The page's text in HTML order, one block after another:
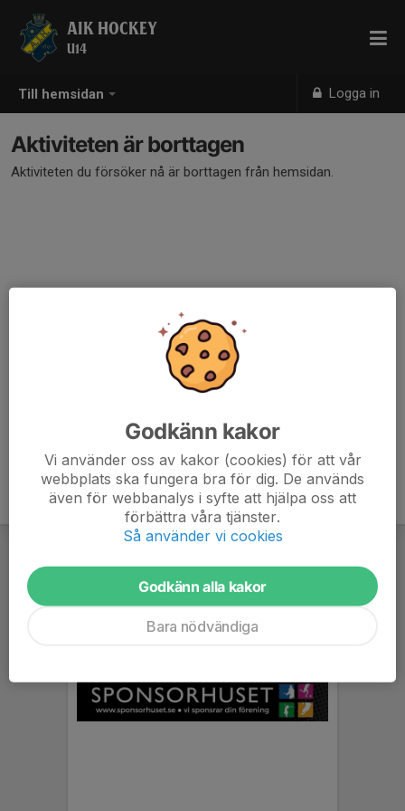
Till hemsidan Logga in
AIK HOCKEY
U14
Aktiviteten är borttagen
Aktiviteten du försöker nå är borttagen från hemsidan.
Godkänn kakor
Vi använder oss av kakor (cookies) för att vår
webbplats ska fungera bra för dig. De används
även för webbanalys i syfte att hjälpa oss att
förbättra våra tjänster.
Så använder vi cookies
Godkänn alla kakor
Bara nödvändiga